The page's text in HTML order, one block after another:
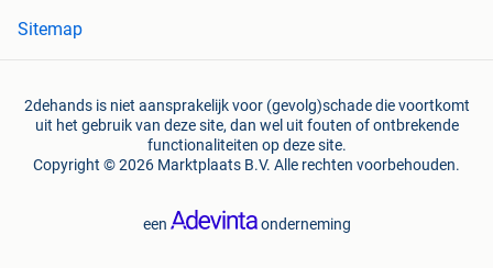
Sitemap
2dehands is niet aansprakelijk voor (gevolg)schade die voortkomt
uit het gebruik van deze site, dan wel uit fouten of ontbrekende
functionaliteiten op deze site.
Copyright © 2026 Marktplaats B.V. Alle rechten voorbehouden.
een onderneming